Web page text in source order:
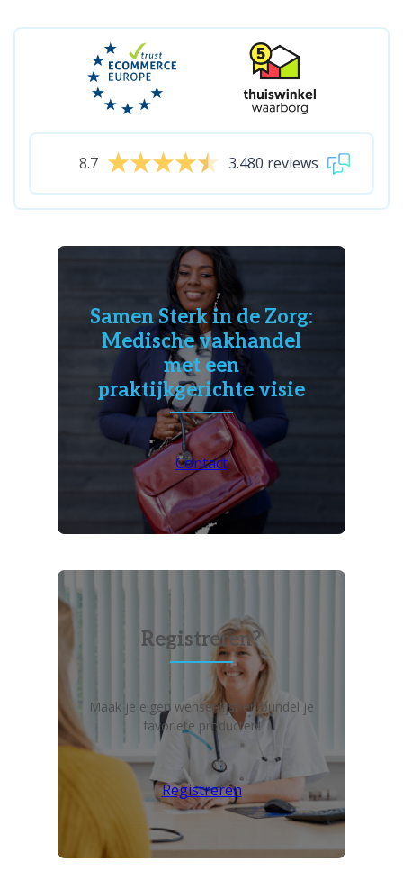
8.7 3.480 reviews
Samen Sterk in de Zorg:
Medische vakhandel
met een
praktijkgerichte visie
Contact
Registreren?
Maak je eigen wensenlijst en bundel je
favoriete producten!
Registreren